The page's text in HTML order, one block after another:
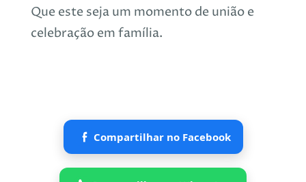
Que este seja um momento de união e
celebração em família.
Compartilhar no Facebook